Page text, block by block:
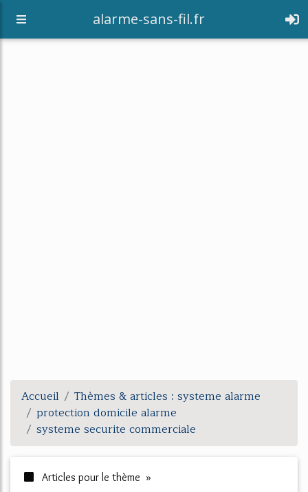
alarme-sans-fil.fr
Accueil
Thèmes & articles : systeme alarme
protection domicile alarme
systeme securite commerciale
Articles pour le thème »